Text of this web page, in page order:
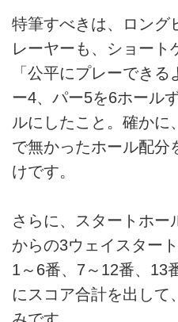
特筆すべきは、ロング
レーヤーも、ショート
「公平にプレーでき
ー4、パー5を6ホール
ルにしたこと。確かに
で無かったホール配分
けです。
さらに、スタートホー
からの3ウェイスター
1～6番、7～12番、13
にスコア合計を出して